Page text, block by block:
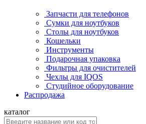
Запчасти для телефонов
Сумки для ноутбуков
Столы для ноутбуков
Кошельки
Инструменты
Подарочная упаковка
Фильтры для очистителей
Чехлы для IQOS
Студийное оборудование
Распродажа
каталог